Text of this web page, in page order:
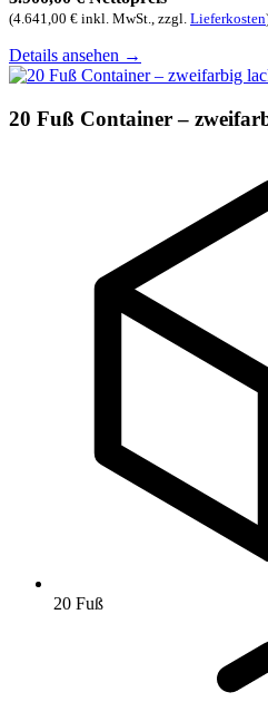
(4.641,00 € inkl. MwSt., zzgl. Lieferkosten
Details ansehen →
20 Fuß Container –
20 Fuß